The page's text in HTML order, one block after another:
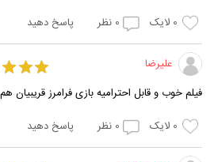
0 لایک 0 نظر پاسخ دهید
علیرضا
فیلم خوب و قابل احترامیه بازی فرامرز قریبیان
0 لایک 0 نظر پاسخ دهید